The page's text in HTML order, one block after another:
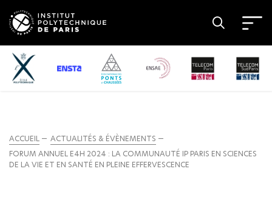
ACCUEIL
ACTUALITÉS & ÉVÈNEMENTS
FORUM ANNUEL E4H 2024 : LA COMMUNAUTÉ IP PARIS EN SCIENCES
DE LA VIE ET EN SANTÉ EN PLEINE EFFERVESCENCE